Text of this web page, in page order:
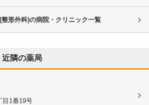
形外科)の病院・クリニック一覧
近隣の薬局
目1番19号